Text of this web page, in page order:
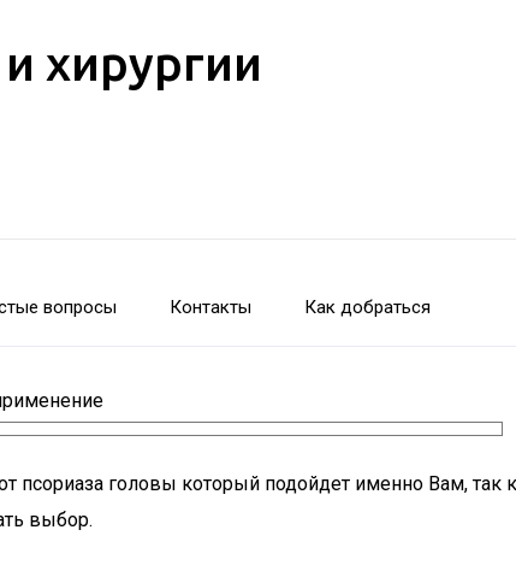
хирургии
вопросы Контакты Как добраться
псориаза головы который подойдет именно Вам,
выбор.